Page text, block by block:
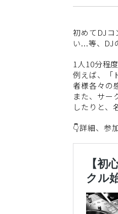
初めてDJコ
い...等、DJ
1人10分程
例えば、「
者様各々の
また、サー
したりと、
👇詳細、参